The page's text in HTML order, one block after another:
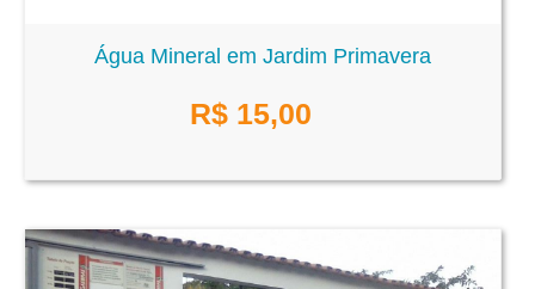
Água Mineral em Jardim Primavera
R$ 15,00